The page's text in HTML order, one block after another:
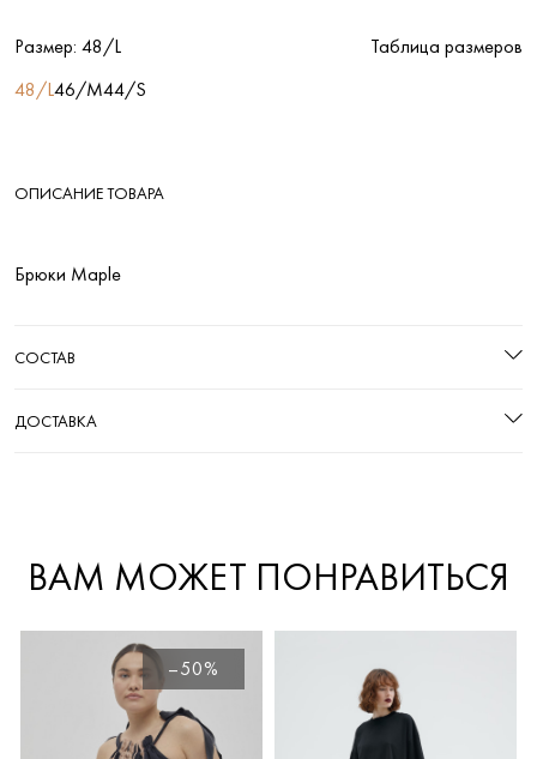
Размер: 48/L
Таблица размеров
48/L46/M44/S
ОПИСАНИЕ ТОВАРА
Брюки Maple
СОСТАВ
ДОСТАВКА
ВАМ МОЖЕТ ПОНРАВИТЬСЯ
–50%